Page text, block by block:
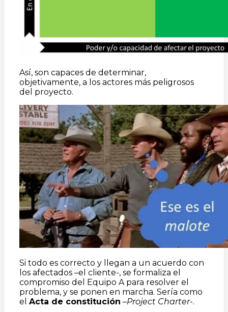
Así, son capaces de determinar,
objetivamente, a los actores más peligrosos
del proyecto.
Si todo es correcto y llegan a un acuerdo con
los afectados –el cliente-, se formaliza el
compromiso del Equipo A para resolver el
problema, y se ponen en marcha. Sería como
el Acta de constitución –Project Charter-.